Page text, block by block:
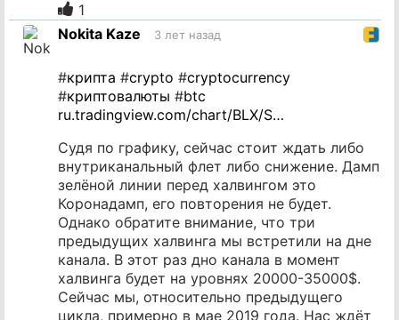
источник
1
Nokita Kaze
3 лет назад
#крипта #crypto #cryptocurrency
#криптовалюты #btc
ru.tradingview.com/chart/BLX/S…
Судя по графику, сейчас стоит ждать либо
внутриканальный флет либо снижение. Дамп
зелёной линии перед халвингом это
Коронадамп, его повторения не будет.
Однако обратите внимание, что три
предыдущих халвинга мы встретили на дне
канала. В этот раз дно канала в момент
халвинга будет на уровнях 20000-35000$.
Сейчас мы, относительно предыдущего
цикла, примерно в мае 2019 года. Нас ждёт